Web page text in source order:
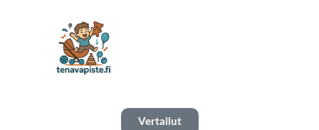
Vertailut